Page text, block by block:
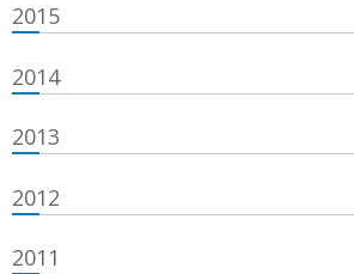
2015
2014
2013
2012
2011